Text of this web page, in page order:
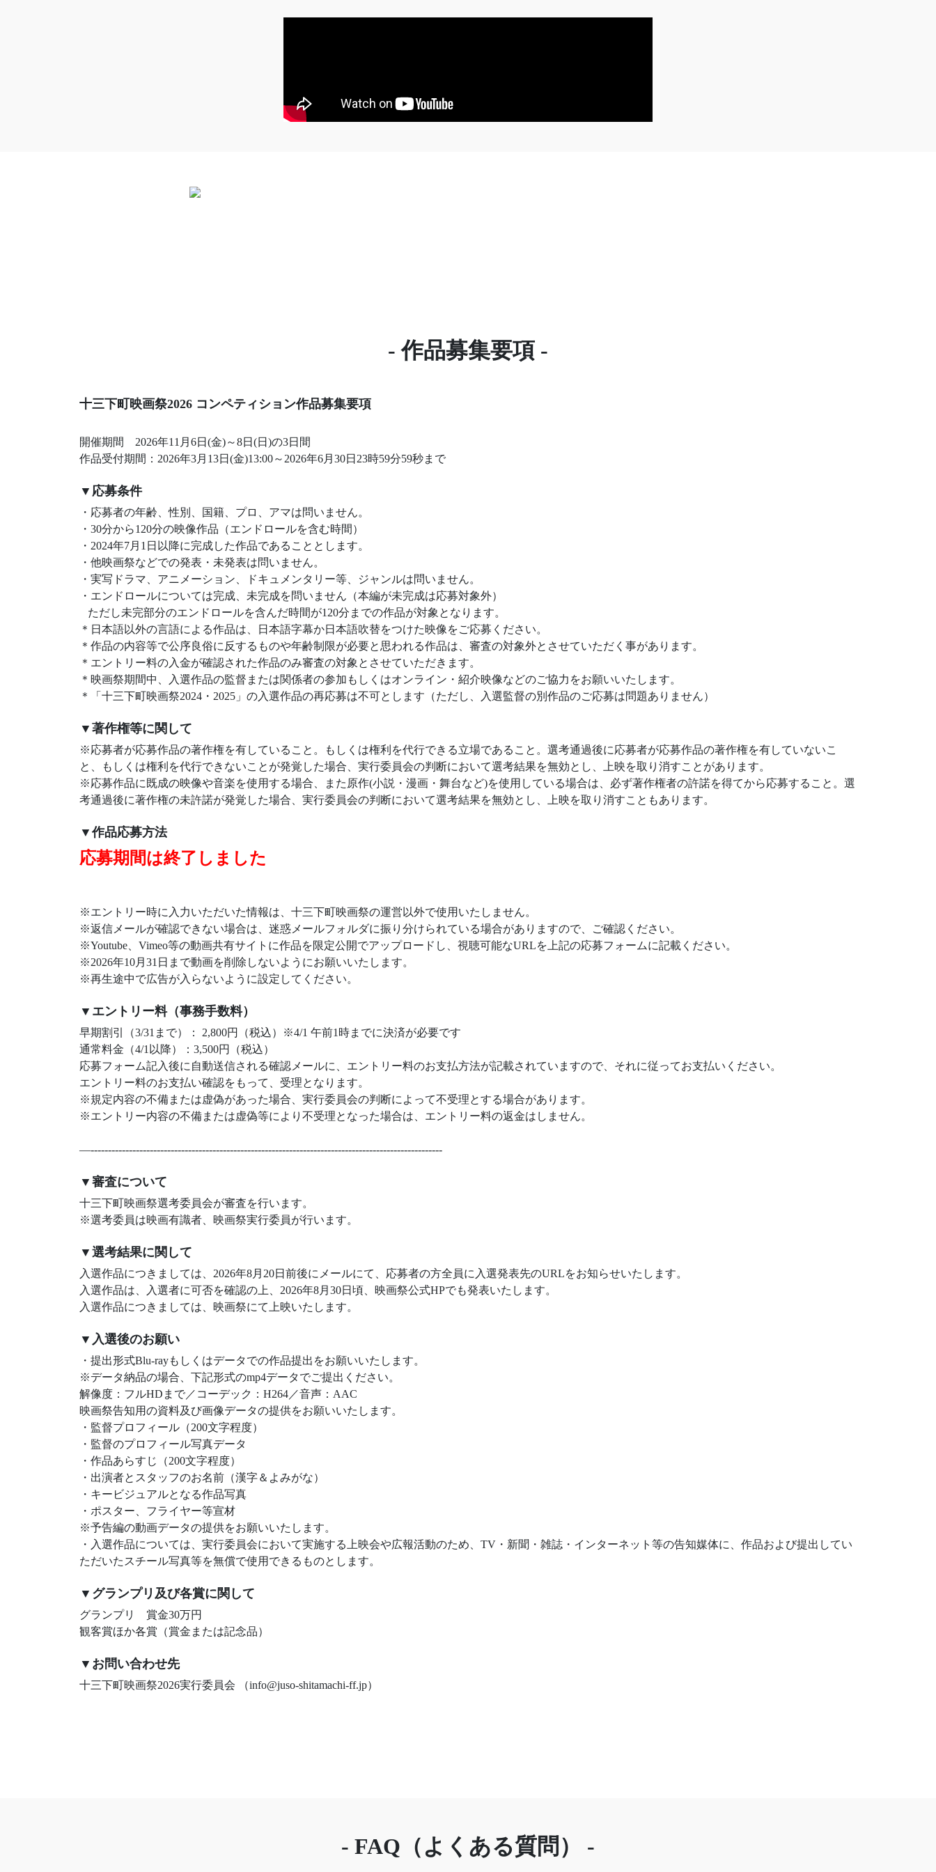
- 作品募集要項 -
十三下町映画祭2026 コンペティション作品募集要項
開催期間 2026年11月6日(金)～8日(日)の3日間
作品受付期間：2026年3月13日(金)13:00～2026年6月30日23時59分59秒まで
▼応募条件
・応募者の年齢、性別、国籍、プロ、アマは問いません。
・30分から120分の映像作品（エンドロールを含む時間）
・2024年7月1日以降に完成した作品であることとします。
・他映画祭などでの発表・未発表は問いません。
・実写ドラマ、アニメーション、ドキュメンタリー等、ジャンルは問いません。
・エンドロールについては完成、未完成を問いません（本編が未完成は応募対象外）
ただし未完部分のエンドロールを含んだ時間が120分までの作品が対象となります。
＊日本語以外の言語による作品は、日本語字幕か日本語吹替をつけた映像をご応募ください。
＊作品の内容等で公序良俗に反するものや年齢制限が必要と思われる作品は、審査の対象外とさせていただく事があります。
＊エントリー料の入金が確認された作品のみ審査の対象とさせていただきます。
＊映画祭期間中、入選作品の監督または関係者の参加もしくはオンライン・紹介映像などのご協力をお願いいたします。
＊「十三下町映画祭2024・2025」の入選作品の再応募は不可とします（ただし、入選監督の別作品のご応募は問題ありません）
▼著作権等に関して
※応募者が応募作品の著作権を有していること。もしくは権利を代行できる立場であること。選考通過後に応募者が応募作品の著作権を有していないこ
と、もしくは権利を代行できないことが発覚した場合、実行委員会の判断において選考結果を無効とし、上映を取り消すことがあります。
※応募作品に既成の映像や音楽を使用する場合、また原作(小説・漫画・舞台など)を使用している場合は、必ず著作権者の許諾を得てから応募すること。選
考通過後に著作権の未許諾が発覚した場合、実行委員会の判断において選考結果を無効とし、上映を取り消すこともあります。
▼作品応募方法
応募期間は終了しました
※エントリー時に入力いただいた情報は、十三下町映画祭の運営以外で使用いたしません。
※返信メールが確認できない場合は、迷惑メールフォルダに振り分けられている場合がありますので、ご確認ください。
※Youtube、Vimeo等の動画共有サイトに作品を限定公開でアップロードし、視聴可能なURLを上記の応募フォームに記載ください。
※2026年10月31日まで動画を削除しないようにお願いいたします。
※再生途中で広告が入らないように設定してください。
▼エントリー料（事務手数料）
早期割引（3/31まで）： 2,800円（税込）※4/1 午前1時までに決済が必要です
通常料金（4/1以降）：3,500円（税込）
応募フォーム記入後に自動送信される確認メールに、エントリー料のお支払方法が記載されていますので、それに従ってお支払いください。
エントリー料のお支払い確認をもって、受理となります。
※規定内容の不備または虚偽があった場合、実行委員会の判断によって不受理とする場合があります。
※エントリー内容の不備または虚偽等により不受理となった場合は、エントリー料の返金はしません。
—-----------------------------------------------------------------------------------------------------
▼審査について
十三下町映画祭選考委員会が審査を行います。
※選考委員は映画有識者、映画祭実行委員が行います。
▼選考結果に関して
入選作品につきましては、2026年8月20日前後にメールにて、応募者の方全員に入選発表先のURLをお知らせいたします。
入選作品は、入選者に可否を確認の上、2026年8月30日頃、映画祭公式HPでも発表いたします。
入選作品につきましては、映画祭にて上映いたします。
▼入選後のお願い
・提出形式Blu-rayもしくはデータでの作品提出をお願いいたします。
※データ納品の場合、下記形式のmp4データでご提出ください。
解像度：フルHDまで／コーデック：H264／音声：AAC
映画祭告知用の資料及び画像データの提供をお願いいたします。
・監督プロフィール（200文字程度）
・監督のプロフィール写真データ
・作品あらすじ（200文字程度）
・出演者とスタッフのお名前（漢字＆よみがな）
・キービジュアルとなる作品写真
・ポスター、フライヤー等宣材
※予告編の動画データの提供をお願いいたします。
・入選作品については、実行委員会において実施する上映会や広報活動のため、TV・新聞・雑誌・インターネット等の告知媒体に、作品および提出してい
ただいたスチール写真等を無償で使用できるものとします。
▼グランプリ及び各賞に関して
グランプリ 賞金30万円
観客賞ほか各賞（賞金または記念品）
▼お問い合わせ先
十三下町映画祭2026実行委員会 （info@juso-shitamachi-ff.jp）
- FAQ（よくある質問） -